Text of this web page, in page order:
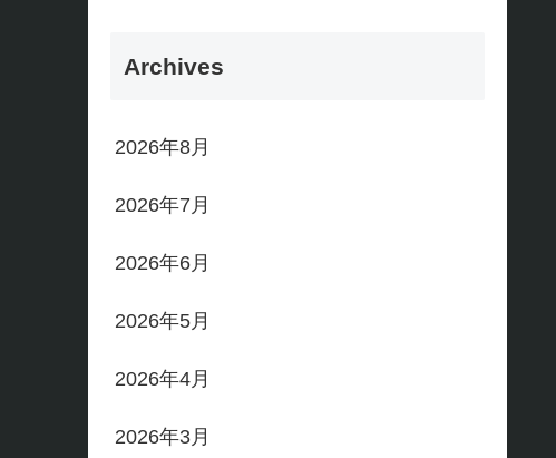
Archives
2026年8月
2026年7月
2026年6月
2026年5月
2026年4月
2026年3月